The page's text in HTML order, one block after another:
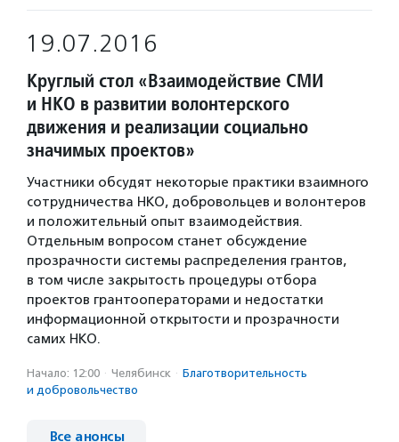
19.07.2016
Круглый стол «Взаимодействие СМИ
и НКО в развитии волонтерского
движения и реализации социально
значимых проектов»
Участники обсудят некоторые практики взаимного
сотрудничества НКО, добровольцев и волонтеров
и положительный опыт взаимодействия.
Отдельным вопросом станет обсуждение
прозрачности системы распределения грантов,
в том числе закрытость процедуры отбора
проектов грантооператорами и недостатки
информационной открытости и прозрачности
самих НКО.
Начало: 12:00 · Челябинск · Благотвори­тель­ность
и доброволь­чест­во
Все анонсы